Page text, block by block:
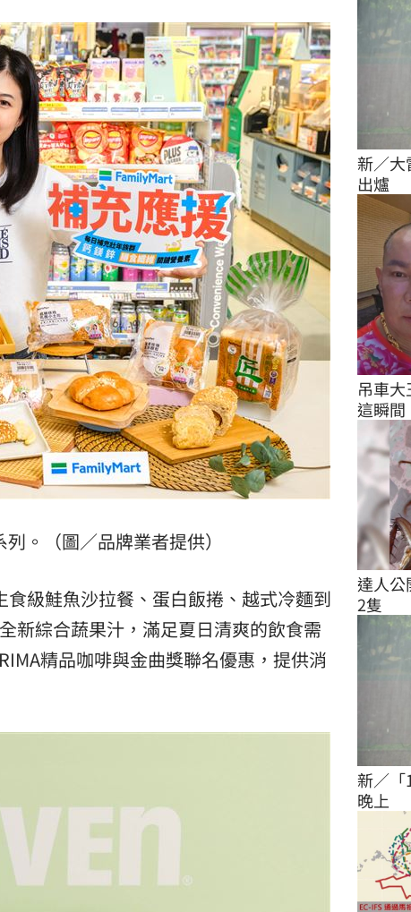
。（圖／品牌業者提供）
級鮭魚沙拉餐、蛋白飯捲、越式冷麵到
新綜合蔬果汁，滿足夏日清爽的飲食需
精品咖啡與金曲獎聯名優惠，提供消
新／大
出爐
吊車
這瞬間
達人公
2隻
新／「
晚上